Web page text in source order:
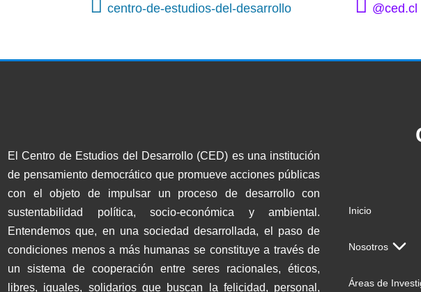
centro-de-estudios-del-desarrollo @ced.cl
El Centro de Estudios del Desarrollo (CED) es una institución
de pensamiento democrático que promueve acciones públicas
con el objeto de impulsar un proceso de desarrollo con
sustentabilidad política, socio-económica y ambiental.
Entendemos que, en una sociedad desarrollada, el paso de
condiciones menos a más humanas se constituye a través de
un sistema de cooperación entre seres racionales, éticos,
libres, iguales, solidarios que buscan la felicidad, personal,
Inicio
Nosotros
Áreas de